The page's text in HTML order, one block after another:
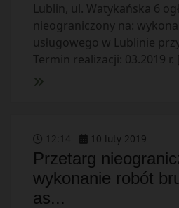
Lublin, ul. Watykańska 6
nieograniczony na:
usługowego w Lublinie
Termin realizacji: 03.2019
12 14 10 luty 2019
Przetarg
wykonanie robót
as...